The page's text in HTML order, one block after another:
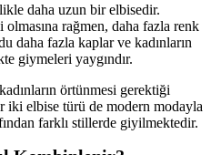
daha uzun bir elbisedir.
rağmen, daha fazla renk
daha fazla kaplar ve kadınların
giymeleri yaygındır.
örtünmesi gerektiği
elbise türü de modern modayla
farklı stillerde giyilmektedir.